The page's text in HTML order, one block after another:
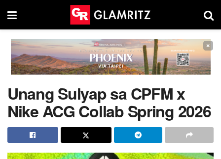
×
Unang Sulyap sa CPFM x
Nike ACG Collab Spring 2026